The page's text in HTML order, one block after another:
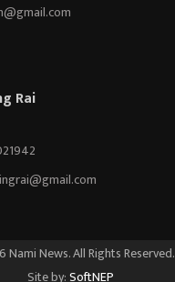
Rai
News. All Rights Reserved.
Site by:SoftNEP